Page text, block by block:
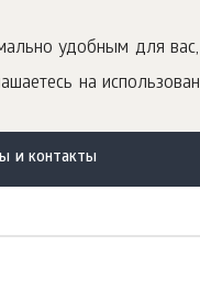
удобным для
на
и контакты